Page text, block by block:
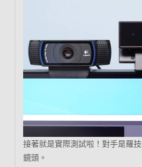
接著就是實際測試啦！對手是羅
鏡頭。